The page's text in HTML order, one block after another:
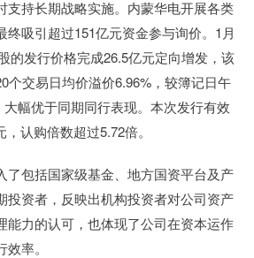
支持长期战略实施。内蒙华电开展各类
终吸引超过151亿元资金参与询价。1月
的发行价格完成26.5亿元定向增发，该
个交易日均价溢价6.96%，较簿记日午
幅优于同期同行表现。本次发行有效
认购倍数超过5.72倍。
了包括国家级基金、地方国资平台及产
投资者，反映出机构投资者对公司资产
能力的认可，也体现了公司在资本运作
率。